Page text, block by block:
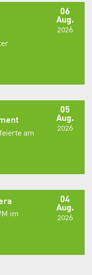
06
Aug.
2026
05
Aug.
2026
am
04
Aug.
2026
im